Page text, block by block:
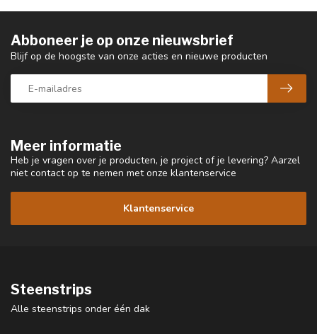
Meer informatie
Heb je vragen over je producten, je project of je levering? Aarzel
niet contact op te nemen met onze klantenservice
Klantenservice
Abboneer je op onze nieuwsbrief
Blijf op de hoogste van onze acties en nieuwe producten
Steenstrips
Alle steenstrips onder één dak